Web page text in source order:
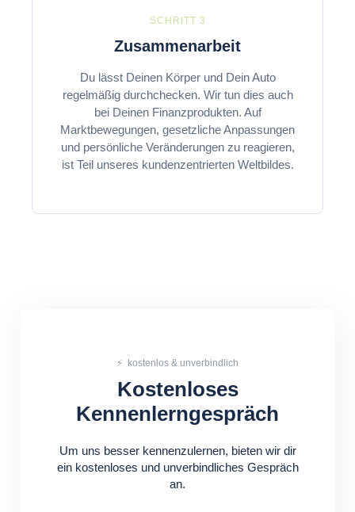
SCHRITT 3
Zusammenarbeit
Du lässt Deinen Körper und Dein Auto
regelmäßig durchchecken. Wir tun dies auch
bei Deinen Finanzprodukten. Auf
Marktbewegungen, gesetzliche Anpassungen
und persönliche Veränderungen zu reagieren,
ist Teil unseres kundenzentrierten Weltbildes.
⚡ kostenlos & unverbindlich
Kostenloses
Kennenlerngespräch
Um uns besser kennenzulernen, bieten wir dir
ein kostenloses und unverbindliches Gespräch
an.